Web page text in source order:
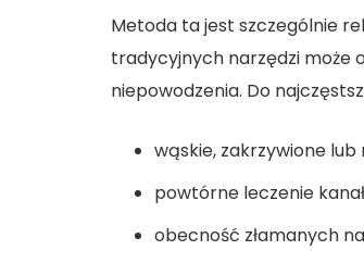
Metoda ta jest szczególnie
tradycyjnych narzędzi może
niepowodzenia. Do
wąskie, zakrzywione lub
powtórne leczenie
obecność złamanych